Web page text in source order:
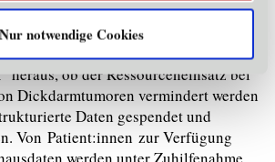
Nur notwendige Cookies
sind aktuell zeitaufwendige
sowie hohe Aufwände für die Freigabe
Daten nötig. Im Use Case „Biobank“
heraus, ob der Ressourceneinsatz bei
Dickdarmtumoren vermindert werden
Daten gespendet und
Von Patient:innen zur Verfügung